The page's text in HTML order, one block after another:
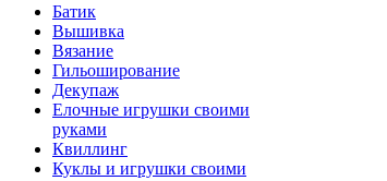
Батик
Вышивка
Вязание
Гильоширование
Декупаж
Елочные игрушки своими
руками
Квиллинг
Куклы и игрушки своими